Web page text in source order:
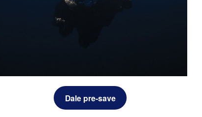
Dale pre-save